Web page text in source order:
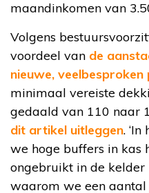
maandinkomen van
Volgens
voordeel van de
nieuwe, veelbesproken
minimaal vereiste
gedaald van 110 naar
dit artikel uitleggen.
we hoge buffers in kas
ongebruikt in de
waarom we een